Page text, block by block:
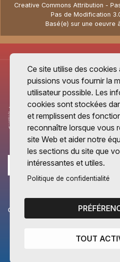
Creative Commons Attribution -
Pas de Modification
Basé(e) sur une oeuvre
CANTONS PARTENAIRES
Vaud
Ce site utilise des cookies
puissions vous fournir la
utilisateur possible. Les
cookies sont stockées
et remplissent des
reconnaître lorsque vous
site Web et aider notre
les sections du site que
intéressantes et utiles.
Politique de confidentialité
TOUT